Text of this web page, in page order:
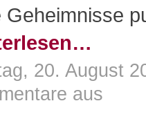
Geheimnisse
20. August
aus